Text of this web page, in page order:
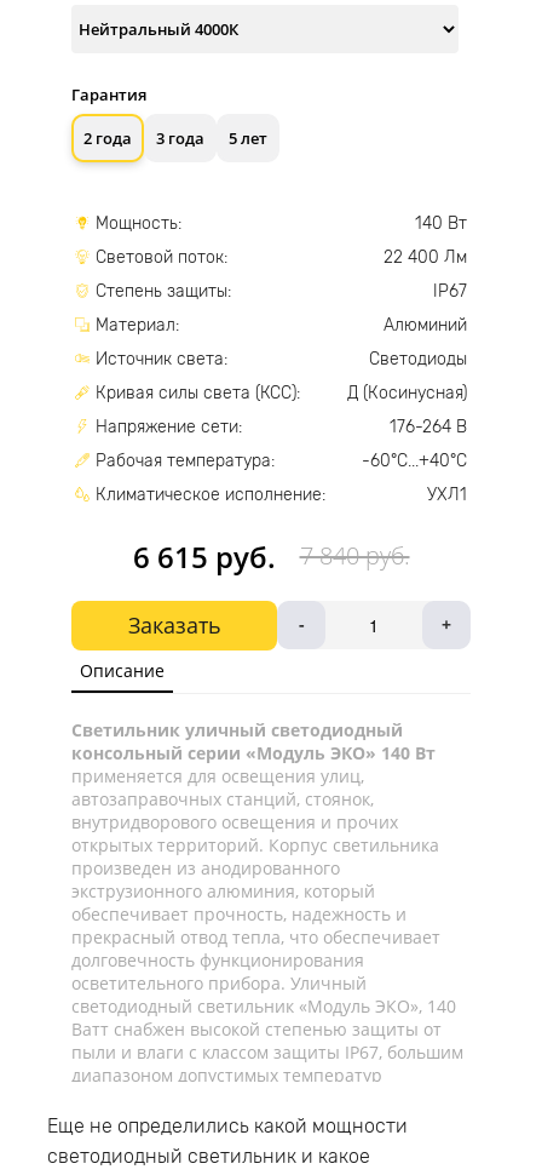
6 615 руб. 7 840 руб.
Заказать - +
Гарантия
2 года
3 года 5 лет
Мощность:
140 Вт
Световой поток:
22 400 Лм
Степень защиты:
IP67
Материал:
Алюминий
Источник света:
Светодиоды
Кривая силы света (КСС):
Д (Косинусная)
Напряжение сети:
176-264 В
Рабочая температура:
-60°С...+40°С
Климатическое исполнение:
УХЛ1
Описание
Светильник уличный светодиодный
консольный серии «Модуль ЭКО» 140 Вт
применяется для освещения улиц,
автозаправочных станций, стоянок,
внутридворового освещения и прочих
открытых территорий. Корпус светильника
произведен из анодированного
экструзионного алюминия, который
обеспечивает прочность, надежность и
прекрасный отвод тепла, что обеспечивает
долговечность функционирования
осветительного прибора. Уличный
светодиодный светильник «Модуль ЭКО», 140
Ватт снабжен высокой степенью защиты от
пыли и влаги с классом защиты IP67, большим
диапазоном допустимых температур
+45°C, что позволяет эксплуатировать
светильник как для наружного, так и для
внутреннего освещения. Светодиодный
Еще не определились какой мощности
светодиодный светильник и какое